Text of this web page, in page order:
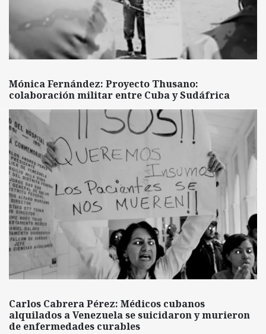
Mónica Fernández: Proyecto Thusano:
colaboración militar entre Cuba y Sudáfrica
Carlos Cabrera Pérez: Médicos cubanos
alquilados a Venezuela se suicidaron y murieron
de enfermedades curables